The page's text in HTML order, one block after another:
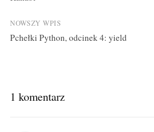
navigation
NOWSZY WPIS
Pchełki Python, odcinek 4: yield
1 komentarz